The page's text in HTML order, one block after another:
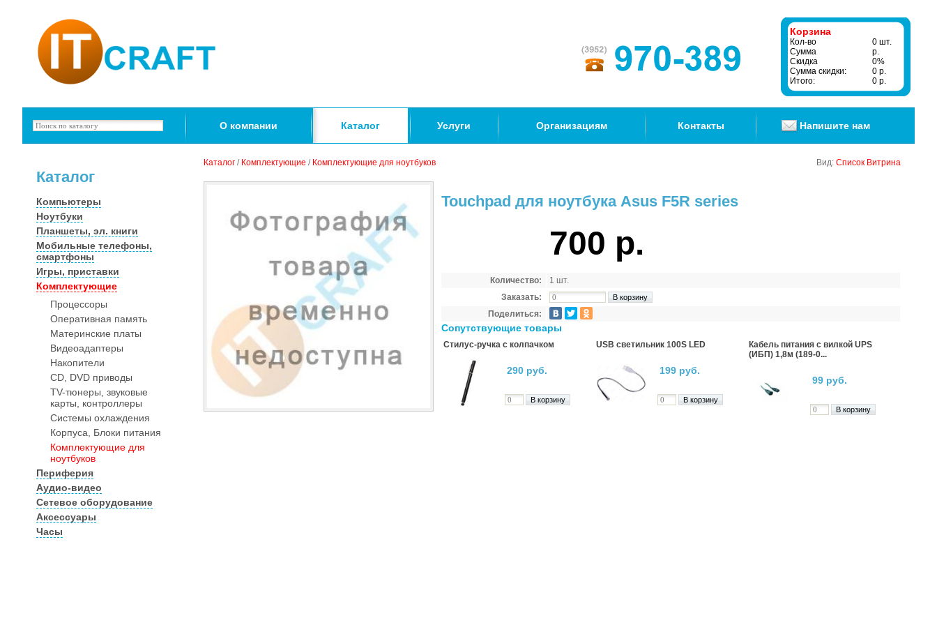
Корзина
Кол-во
0 шт.
Сумма
р.
Скидка
0%
Сумма скидки:
0 р.
Итого:
0 р.
О компании Каталог Услуги Организациям Контакты Напишите нам
Каталог
Компьютеры
Ноутбуки
Планшеты, эл. книги
Мобильные телефоны,
смартфоны
Игры, приставки
Комплектующие
Процессоры
Оперативная память
Материнские платы
Видеоадаптеры
Накопители
CD, DVD приводы
TV-тюнеры, звуковые
карты, контроллеры
Системы охлаждения
Корпуса, Блоки питания
Комплектующие для
ноутбуков
Периферия
Аудио-видео
Сетевое оборудование
Аксессуары
Часы
Каталог / Комплектующие / Комплектующие для ноутбуков Вид: Список Витрина
Touchpad для ноутбука Asus F5R series
700 р.
Количество:
1 шт.
Заказать:
Поделиться:
Сопутствующие товары
Стилус-ручка с колпачком
290 руб.
USB светильник 100S LED
199 руб.
Кабель питания с вилкой UPS
(ИБП) 1,8м (189-0...
99 руб.